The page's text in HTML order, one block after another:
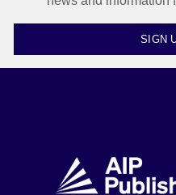
SIGN